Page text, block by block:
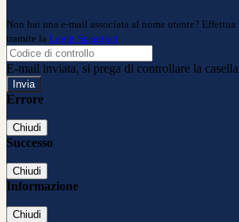
Non hai una e-mail associata al nome utente?
tramite la Login Spaggiari
E-mail inviata, si prega di controllare la
Errore
Chiudi
Successo
Chiudi
Informazione
Chiudi